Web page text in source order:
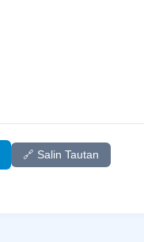
🔗 Salin Tautan